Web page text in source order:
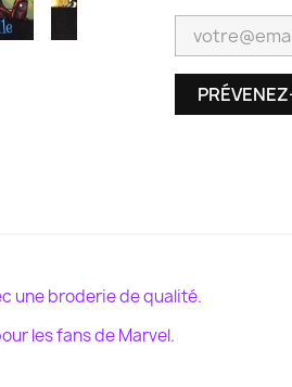
une broderie de qualité.
les fans de Marvel.